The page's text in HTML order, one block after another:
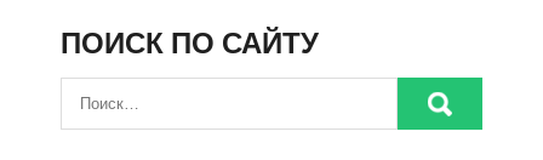
ПОИСК ПО САЙТУ